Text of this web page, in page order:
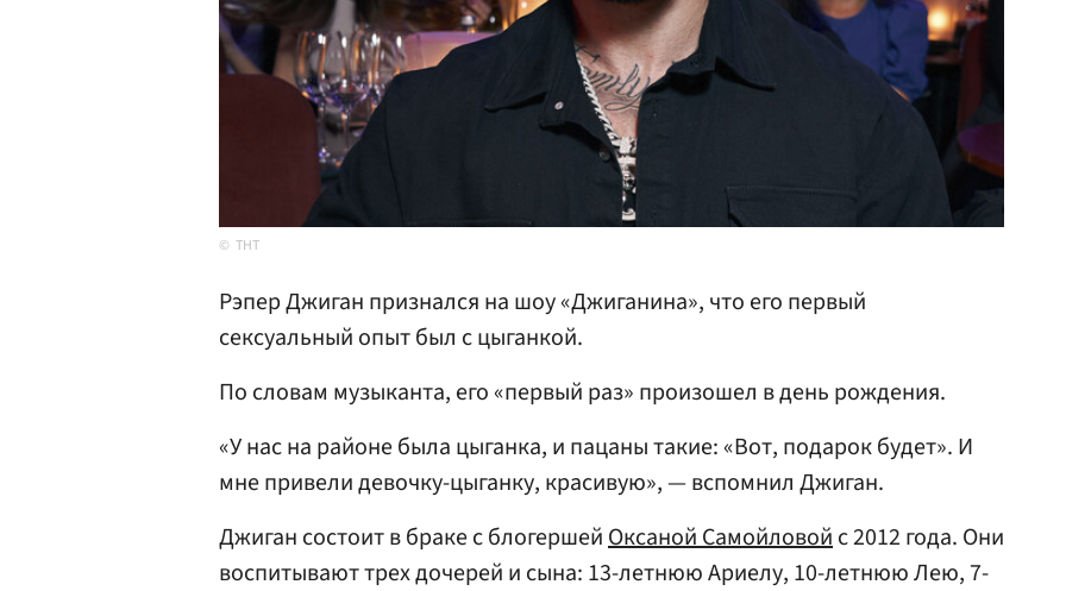
ТНТ
Рэпер Джиган признался на шоу «Джиганина», что его первый
сексуальный опыт был с цыганкой.
По словам музыканта, его «первый раз» произошел в день рождения.
«У нас на районе была цыганка, и пацаны такие: «Вот, подарок будет». И
мне привели девочку-цыганку, красивую», — вспомнил Джиган.
Джиган состоит в браке с блогершейОксаной Самойловойс 2012 года. Они
воспитывают трех дочерей и сына: 13-летнюю Ариелу, 10-летнюю Лею, 7-